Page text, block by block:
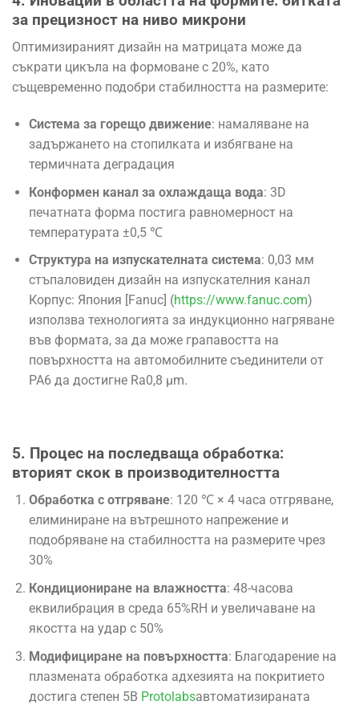
за прецизност на ниво микрони
Оптимизираният дизайн на матрицата може да
съкрати цикъла на формоване с 20%, като
същевременно подобри стабилността на размерите:
Система за горещо движение: намаляване на
задържането на стопилката и избягване на
термичната деградация
Конформен канал за охлаждаща вода: 3D
печатната форма постига равномерност на
температурата ±0,5 ℃
Структура на изпускателната система: 0,03 мм
стъпаловиден дизайн на изпускателния канал
Корпус: Япония [Fanuc] (https://www.fanuc.com)
използва технологията за индукционно нагряване
във формата, за да може грапавостта на
повърхността на автомобилните съединители от
PA6 да достигне Ra0,8 μm.
5. Процес на последваща обработка:
вторият скок в производителността
Обработка с отгряване: 120 ℃ × 4 часа отгряване,
елиминиране на вътрешното напрежение и
подобряване на стабилността на размерите чрез
30%
Кондициониране на влажността: 48-часова
еквилибрация в среда 65%RH и увеличаване на
якостта на удар с 50%
Модифициране на повърхността: Благодарение на
плазмената обработка адхезията на покритието
достига степен 5B Protolabsавтоматизираната